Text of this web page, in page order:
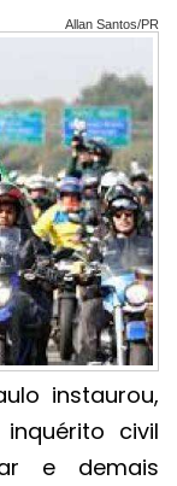
Allan Santos/PR
instaurou,
civil
e demais